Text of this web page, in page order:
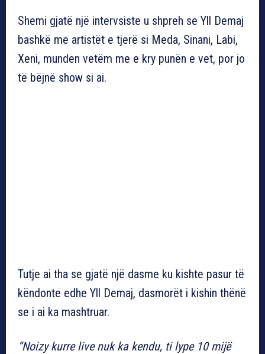
Shemi gjatë një intervsiste u shpreh se Yll Demaj
bashkë me artistët e tjerë si Meda, Sinani, Labi,
Xeni, munden vetëm me e kry punën e vet, por jo
të bëjnë show si ai.
Tutje ai tha se gjatë një dasme ku kishte pasur të
këndonte edhe Yll Demaj, dasmorët i kishin thënë
se i ai ka mashtruar.
“Noizy kurre live nuk ka kendu, ti lype 10 mijë